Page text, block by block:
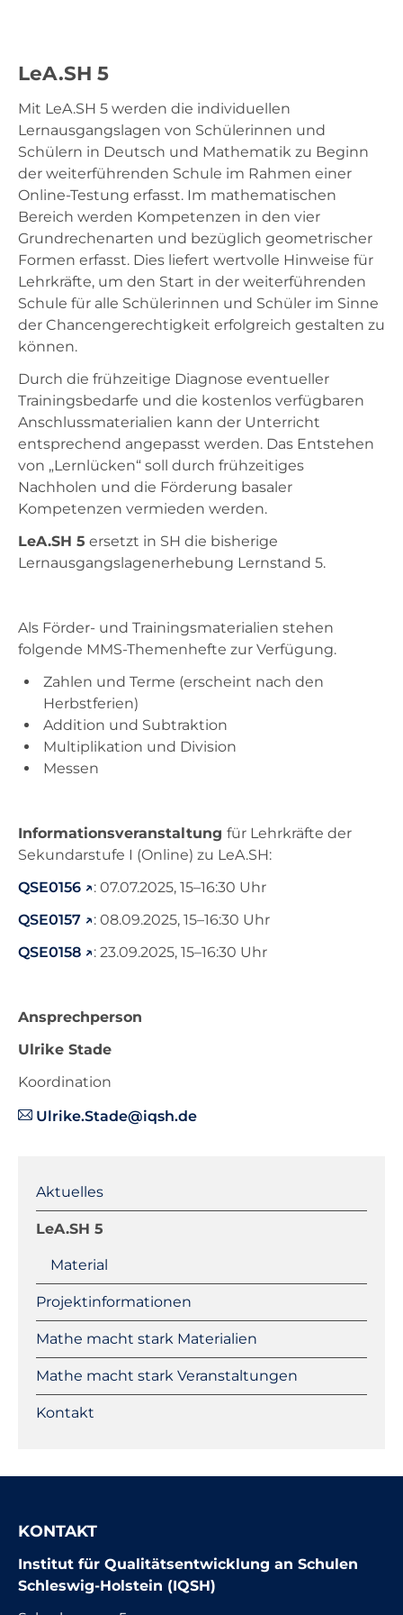
Mathe Sek I
Lesen Sek I
Material
LeA.SH 5
Mit LeA.SH 5 werden die individuellen
Lernausgangslagen von Schülerinnen und
Schülern in Deutsch und Mathematik zu Beginn
der weiterführenden Schule im Rahmen einer
Online-Testung erfasst. Im mathematischen
Bereich werden Kompetenzen in den vier
Grundrechenarten und bezüglich geometrischer
Formen erfasst. Dies liefert wertvolle Hinweise für
Lehrkräfte, um den Start in der weiterführenden
Schule für alle Schülerinnen und Schüler im Sinne
der Chancengerechtigkeit erfolgreich gestalten zu
können.
Durch die frühzeitige Diagnose eventueller
Trainingsbedarfe und die kostenlos verfügbaren
Anschlussmaterialien kann der Unterricht
entsprechend angepasst werden. Das Entstehen
von „Lernlücken“ soll durch frühzeitiges
Nachholen und die Förderung basaler
Kompetenzen vermieden werden.
LeA.SH 5 ersetzt in SH die bisherige
Lernausgangslagenerhebung Lernstand 5.
Als Förder- und Trainingsmaterialien stehen
folgende MMS-Themenhefte zur Verfügung.
Zahlen und Terme (erscheint nach den
Herbstferien)
Addition und Subtraktion
Multiplikation und Division
Messen
Informationsveranstaltung für Lehrkräfte der
Sekundarstufe I (Online) zu LeA.SH:
QSE0156
: 07.07.2025, 15–16:30 Uhr
QSE0157
: 08.09.2025, 15–16:30 Uhr
QSE0158
: 23.09.2025, 15–16:30 Uhr
Ansprechperson
Ulrike Stade
Koordination
Ulrike.Stade@iqsh.de
überspringen
Aktuelles
LeA.SH 5
Material
Projektinformationen
Mathe macht stark Materialien
Mathe macht stark Veranstaltungen
Kontakt
KONTAKT
Institut für Qualitätsentwicklung an Schulen
Schleswig-Holstein (IQSH)